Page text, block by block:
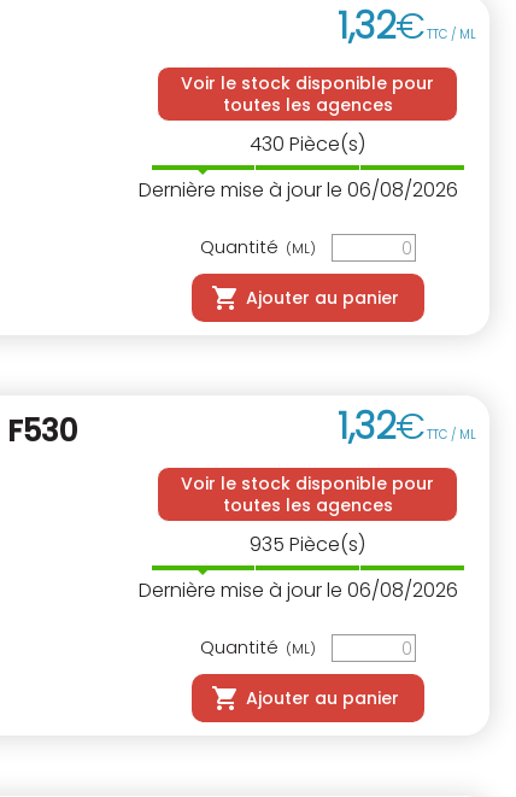
1,32€TTC / ML
Voir le stock disponible pour
toutes les agences
430 Pièce(s)
Dernière mise à jour le 06/08/2026
Quantité (ML)
Ajouter au panier
F530 1,32€TTC / ML
Voir le stock disponible pour
toutes les agences
935 Pièce(s)
Dernière mise à jour le 06/08/2026
Quantité (ML)
Ajouter au panier